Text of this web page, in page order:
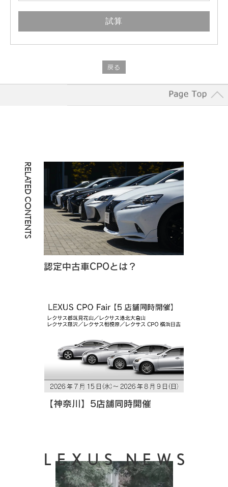
戻る
RELATED CONTENTS
認定中古車CPOとは？
【神奈川】5店舗同時開催
LEXUS NEWS